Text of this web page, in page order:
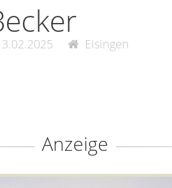
Eisingen
Anzeige